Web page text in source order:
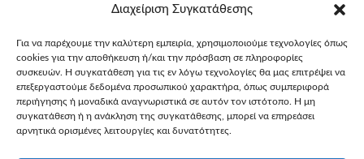
Διαχείριση Συγκατάθεσης
Για να παρέχουμε την καλύτερη εμπειρία, χρησιμοποιούμε τεχνολογίες όπως
cookies για την αποθήκευση ή/και την πρόσβαση σε πληροφορίες
συσκευών. Η συγκατάθεση για τις εν λόγω τεχνολογίες θα μας επιτρέψει να
επεξεργαστούμε δεδομένα προσωπικού χαρακτήρα, όπως συμπεριφορά
περιήγησης ή μοναδικά αναγνωριστικά σε αυτόν τον ιστότοπο. Η μη
συγκατάθεση ή η ανάκληση της συγκατάθεσης, μπορεί να επηρεάσει
αρνητικά ορισμένες λειτουργίες και δυνατότητες.
Κριτήρια Καταλληλότητας
Υποβολή Αιτήματος
NEWSLETTER
Email*